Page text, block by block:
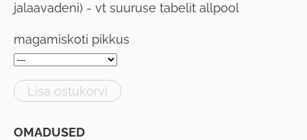
jalaavadeni) - vt suuruse tabelit allpool
magamiskoti pikkus
Lisa ostukorvi
OMADUSED